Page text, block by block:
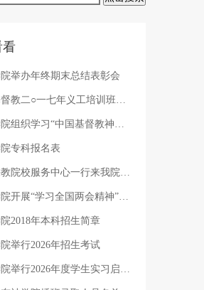
看
举办年终期末总结表彰会
二○一七年义工培训班报名推荐表
“中国基督教神学院校专业课教师培训”会议精神
专科报名表
校服务中心一行来我院开展调研活动
展“学习全国两会精神”专题活动
2018年本科招生简章
举行2026年招生考试
举行2026年度学生实习启动仪式